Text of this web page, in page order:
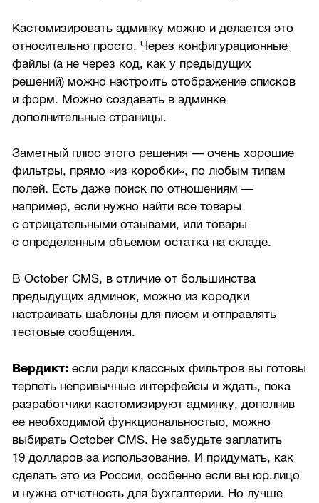
Кастомизировать админку можно и делается это
относительно просто. Через конфигурационные
файлы (а не через код, как у предыдущих
решений) можно настроить отображение списков
и форм. Можно создавать в админке
дополнительные страницы.
Заметный плюс этого решения — очень хорошие
фильтры, прямо «из коробки», по любым типам
полей. Есть даже поиск по отношениям —
например, если нужно найти все товары
с отрицательными отзывами, или товары
с определенным объемом остатка на складе.
В October CMS, в отличие от большинства
предыдущих админок, можно из кородки
настраивать шаблоны для писем и отправлять
тестовые сообщения.
Вердикт: если ради классных фильтров вы готовы
терпеть непривычные интерфейсы и ждать, пока
разработчики кастомизируют админку, дополнив
ее необходимой функциональностью, можно
выбирать October CMS. Не забудьте заплатить
19 долларов за использование. И придумать, как
сделать это из России, особенно если вы юр.лицо
и нужна отчетность для бухгалтерии. Но лучше